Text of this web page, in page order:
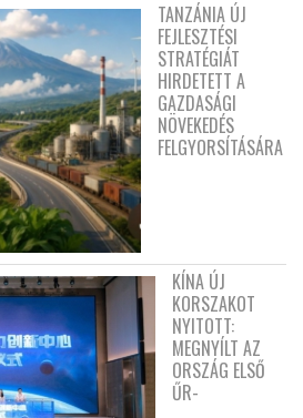
TANZÁNIA ÚJ
FEJLESZTÉSI
STRATÉGIÁT
HIRDETETT A
GAZDASÁGI
NÖVEKEDÉS
FELGYORSÍTÁSÁRA
KÍNA ÚJ
KORSZAKOT
NYITOTT:
MEGNYÍLT AZ
ORSZÁG ELSŐ
ŰR-